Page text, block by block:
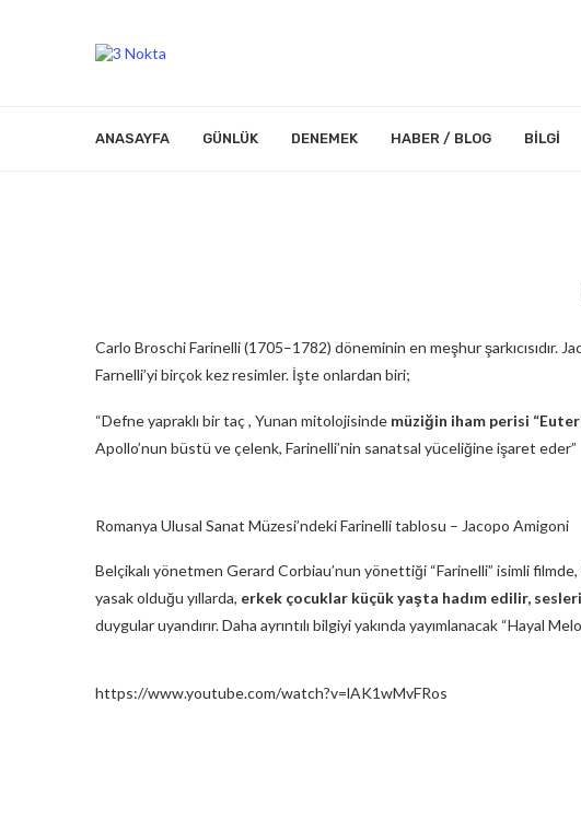
ANASAYFA GÜNLÜK DENEMEK HABER / BLOG BILGI
Carlo Broschi Farinelli (1705–1782) döneminin en meşhur şarkıcısıdır.
Farnelli’yi birçok kez resimler. İşte onlardan biri;
“Defne yapraklı bir taç , Yunan mitolojisinde müziğin iham perisi
Apollo’nun büstü ve çelenk, Farinelli’nin sanatsal yüceliğine işaret eder”
Romanya Ulusal Sanat Müzesi’ndeki Farinelli tablosu – Jacopo Amigoni
Belçikalı yönetmen Gerard Corbiau’nun yönettiği “Farinelli” isimli filmde,
yasak olduğu yıllarda, erkek çocuklar küçük yaşta hadım edilir,
duygular uyandırır. Daha ayrıntılı bilgiyi yakında yayımlanacak “Hayal
https://www.youtube.com/watch?v=lAK1wMvFRos